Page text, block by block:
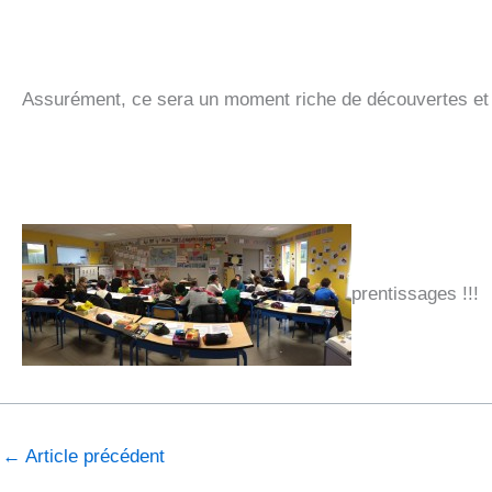
Assurément, ce sera un moment riche de découvertes et
prentissages !!!
← Article précédent